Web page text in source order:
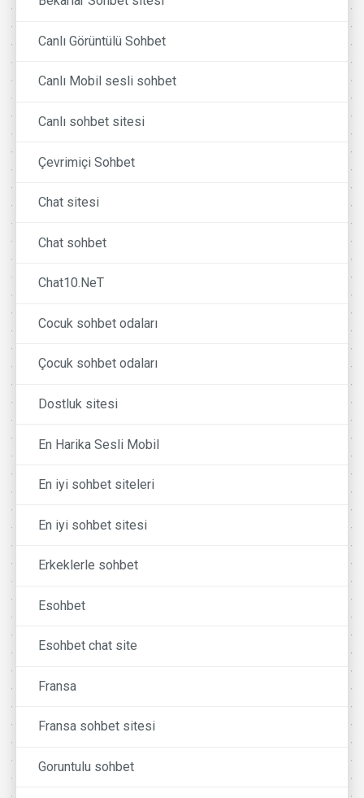
Canlı Görüntülü Sohbet
Canlı Mobil sesli sohbet
Canlı sohbet sitesi
Çevrimiçi Sohbet
Chat sitesi
Chat sohbet
Chat10.NeT
Cocuk sohbet odaları
Çocuk sohbet odaları
Dostluk sitesi
En Harika Sesli Mobil
En iyi sohbet siteleri
En iyi sohbet sitesi
Erkeklerle sohbet
Esohbet
Esohbet chat site
Fransa
Fransa sohbet sitesi
Goruntulu sohbet